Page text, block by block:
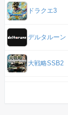
ドラクエ3
デルタルーン
大戦略SSB2